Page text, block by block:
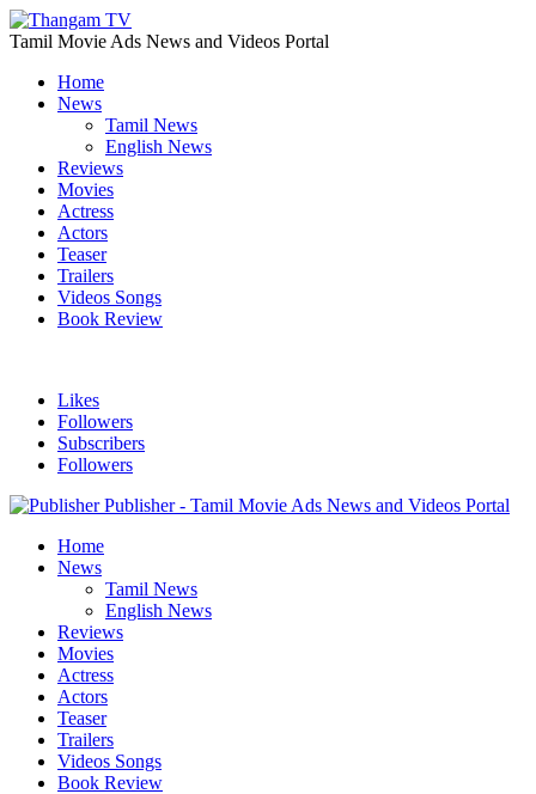
Tamil Movie Ads News and Videos Portal
Home
News
Tamil News
English News
Reviews
Movies
Actress
Actors
Teaser
Trailers
Videos Songs
Book Review
Likes
Followers
Subscribers
Followers
Publisher - Tamil Movie Ads News and Videos Portal
Home
News
Tamil News
English News
Reviews
Movies
Actress
Actors
Teaser
Trailers
Videos Songs
Book Review